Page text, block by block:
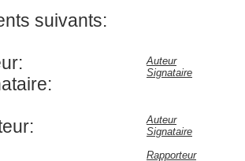
suivants:
Auteur
Signataire
Auteur
Signataire
Rapporteur